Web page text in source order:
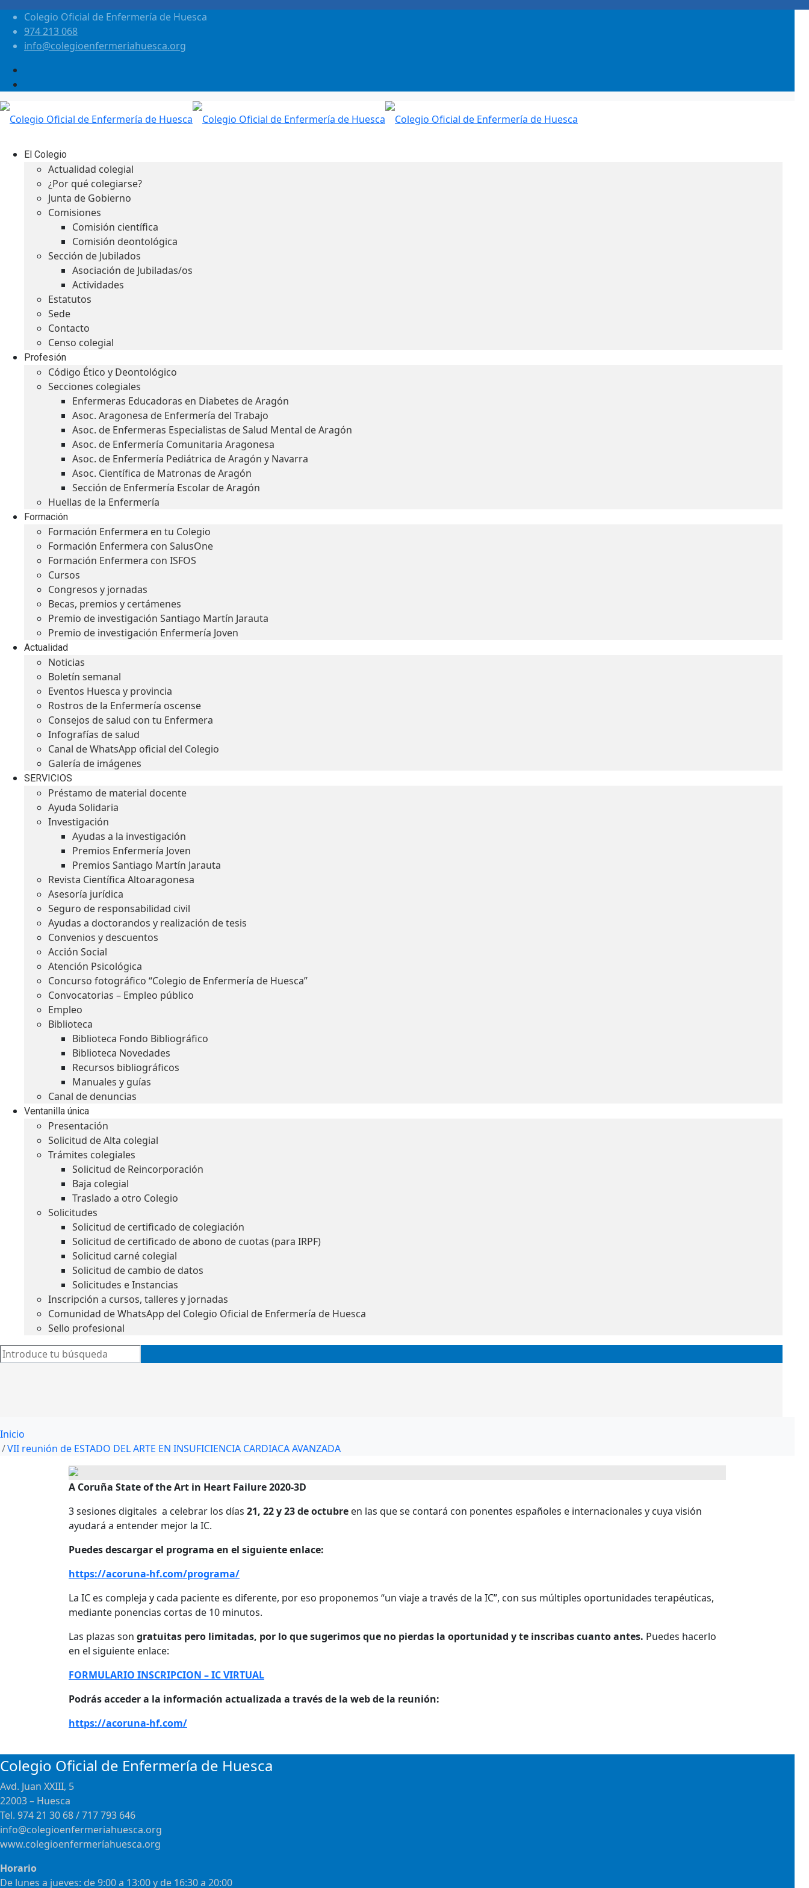
Colegio Oficial de Enfermería de Huesca
974 213 068
info@colegioenfermeriahuesca.org
El Colegio
Actualidad colegial
¿Por qué colegiarse?
Junta de Gobierno
Comisiones
Comisión científica
Comisión deontológica
Sección de Jubilados
Asociación de Jubiladas/os
Actividades
Estatutos
Sede
Contacto
Censo colegial
Profesión
Código Ético y Deontológico
Secciones colegiales
Enfermeras Educadoras en Diabetes de Aragón
Asoc. Aragonesa de Enfermería del Trabajo
Asoc. de Enfermeras Especialistas de Salud Mental de Aragón
Asoc. de Enfermería Comunitaria Aragonesa
Asoc. de Enfermería Pediátrica de Aragón y Navarra
Asoc. Científica de Matronas de Aragón
Sección de Enfermería Escolar de Aragón
Huellas de la Enfermería
Formación
Formación Enfermera en tu Colegio
Formación Enfermera con SalusOne
Formación Enfermera con ISFOS
Cursos
Congresos y jornadas
Becas, premios y certámenes
Premio de investigación Santiago Martín Jarauta
Premio de investigación Enfermería Joven
Actualidad
Noticias
Boletín semanal
Eventos Huesca y provincia
Rostros de la Enfermería oscense
Consejos de salud con tu Enfermera
Infografías de salud
Canal de WhatsApp oficial del Colegio
Galería de imágenes
SERVICIOS
Préstamo de material docente
Ayuda Solidaria
Investigación
Ayudas a la investigación
Premios Enfermería Joven
Premios Santiago Martín Jarauta
Revista Científica Altoaragonesa
Asesoría jurídica
Seguro de responsabilidad civil
Ayudas a doctorandos y realización de tesis
Convenios y descuentos
Acción Social
Atención Psicológica
Concurso fotográfico “Colegio de Enfermería de Huesca”
Convocatorias – Empleo público
Empleo
Biblioteca
Biblioteca Fondo Bibliográfico
Biblioteca Novedades
Recursos bibliográficos
Manuales y guías
Canal de denuncias
Ventanilla única
Presentación
Solicitud de Alta colegial
Trámites colegiales
Solicitud de Reincorporación
Baja colegial
Traslado a otro Colegio
Solicitudes
Solicitud de certificado de colegiación
Solicitud de certificado de abono de cuotas (para IRPF)
Solicitud carné colegial
Solicitud de cambio de datos
Solicitudes e Instancias
Inscripción a cursos, talleres y jornadas
Comunidad de WhatsApp del Colegio Oficial de Enfermería de Huesca
Sello profesional
Inicio
VII reunión de ESTADO DEL ARTE EN INSUFICIENCIA CARDIACA AVANZADA
A Coruña State of the Art in Heart Failure 2020-3D
3 sesiones digitales a celebrar los días 21, 22 y 23 de octubre en las que se contará con ponentes españoles e internacionales y cuya visión
ayudará a entender mejor la IC.
Puedes descargar el programa en el siguiente enlace:
https://acoruna-hf.com/programa/
La IC es compleja y cada paciente es diferente, por eso proponemos “un viaje a través de la IC”, con sus múltiples oportunidades terapéuticas,
mediante ponencias cortas de 10 minutos.
Las plazas son gratuitas pero limitadas, por lo que sugerimos que no pierdas la oportunidad y te inscribas cuanto antes. Puedes hacerlo
en el siguiente enlace:
FORMULARIO INSCRIPCION – IC VIRTUAL
Podrás acceder a la información actualizada a través de la web de la reunión:
https://acoruna-hf.com/
Colegio Oficial de Enfermería de Huesca
Avd. Juan XXIII, 5
22003 – Huesca
Tel. 974 21 30 68 / 717 793 646
info@colegioenfermeriahuesca.org
www.colegioenfermeríahuesca.org
Horario
De lunes a jueves: de 9:00 a 13:00 y de 16:30 a 20:00